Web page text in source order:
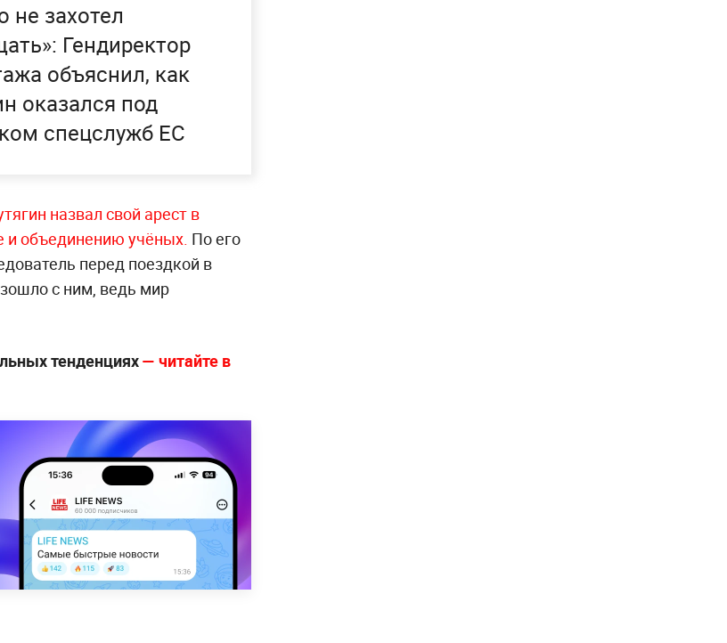
не захотел
Гендиректор
объяснил, как
оказался под
спецслужб ЕС
назвал свой арест в
и объединению учёных. По его
перед поездкой в
с ним, ведь мир
тенденциях— читайте в